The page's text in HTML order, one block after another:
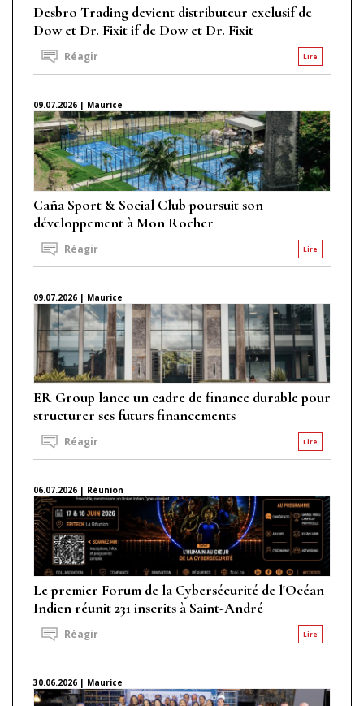
Desbro Trading devient distributeur exclusif de
Dow et Dr. Fixit if de Dow et Dr. Fixit
Lire
Réagir
09.07.2026 | Maurice
Caña Sport & Social Club poursuit son
développement à Mon Rocher
Lire
Réagir
09.07.2026 | Maurice
ER Group lance un cadre de finance durable pour
structurer ses futurs financements
Lire
Réagir
06.07.2026 | Réunion
Le premier Forum de la Cybersécurité de l'Océan
Indien réunit 231 inscrits à Saint-André
Lire
Réagir
30.06.2026 | Maurice